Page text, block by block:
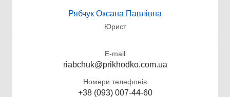
Рябчук Оксана Павлівна
Юрист
E-mail
riabchuk@prikhodko.com.ua
Номери телефонів
+38 (093) 007-44-60